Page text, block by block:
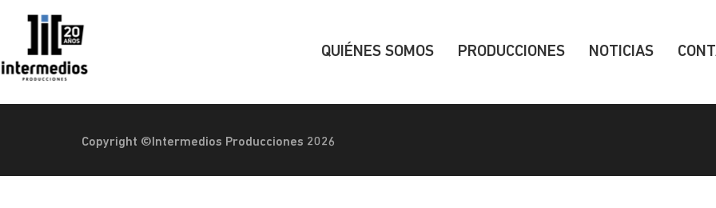
QUIÉNES SOMOS PRODUCCIONES NOTICIAS
Copyright ©Intermedios Producciones 2026